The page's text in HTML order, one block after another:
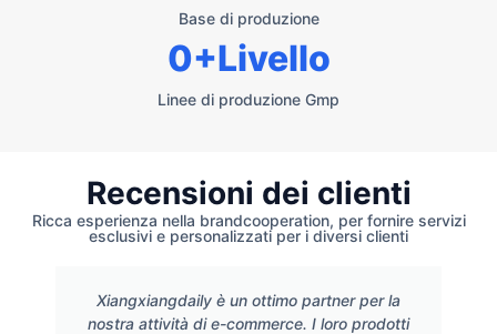
Base di produzione
Linee di produzione Gmp
0+Livello
Recensioni dei clienti
Ricca esperienza nella brandcooperation, per fornire servizi
esclusivi e personalizzati per i diversi clienti
Xiangxiangdaily è un ottimo partner per la
nostra attività di e-commerce. I loro prodotti